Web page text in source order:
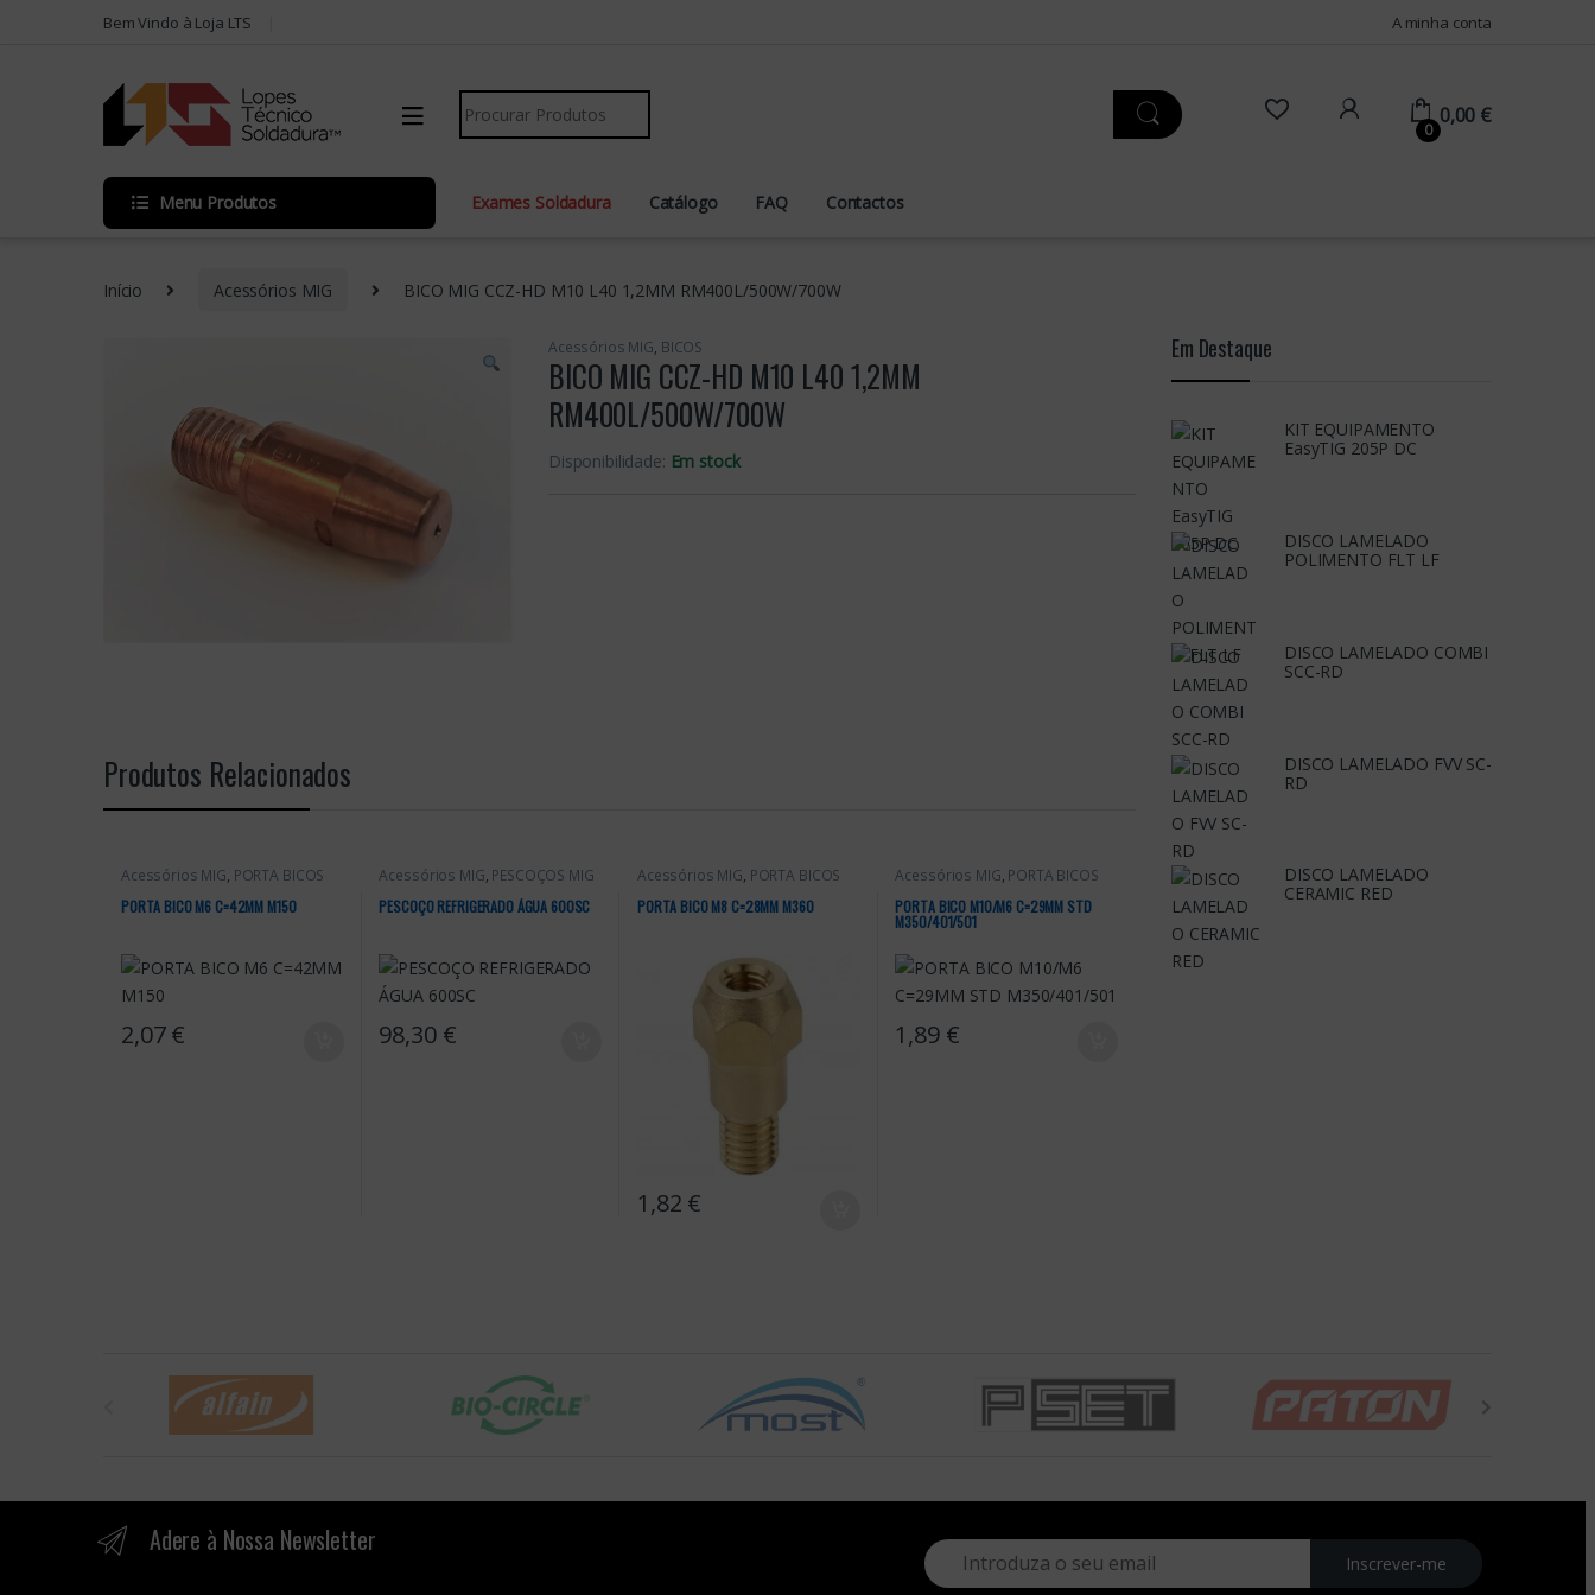
Skip to navigation
Skip to contentBem Vindo à Loja LTS A minha conta
Search for:
0
0,00 €
Menu Produtos Exames Soldadura Catálogo FAQ Contactos
Início Acessórios MIG BICO MIG CCZ-HD M10 L40 1,2MM RM400L/500W/700W
Acessórios MIG, BICOS
BICO MIG CCZ-HD M10 L40 1,2MM
RM400L/500W/700W
Disponibilidade: Em stock
Produtos Relacionados
Acessórios MIG, PORTA BICOS
PORTA BICO M6 C=42MM M150
2,07€
Acessórios MIG, PESCOÇOS MIG
PESCOÇO REFRIGERADO ÁGUA 600SC
98,30 €
Acessórios MIG, PORTA BICOS
PORTA BICO M8 C=28MM M360
1,82 €
Acessórios MIG, PORTA BICOS
PORTA BICO M10/M6 C=29MM STD
M350/401/501
1,89 €
Em Destaque
KIT EQUIPAMENTO
EasyTIG 205P DC
DISCO LAMELADO
POLIMENTO FLT LF
DISCO LAMELADO COMBI
SCC-RD
DISCO LAMELADO FVV SC-
RD
DISCO LAMELADO
CERAMIC RED
Adere à Nossa Newsletter
E
m
Inscrever-me